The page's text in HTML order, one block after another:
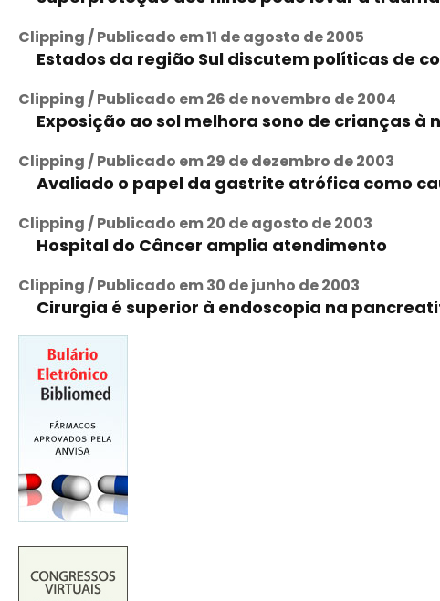
Clipping / Publicado em 11 de agosto de 2005
Estados da região Sul discutem políticas de
Clipping / Publicado em 26 de novembro de 2004
Exposição ao sol melhora sono de crianças à
Clipping / Publicado em 29 de dezembro de 2003
Avaliado o papel da gastrite atrófica como
Clipping / Publicado em 20 de agosto de 2003
Hospital do Câncer amplia atendimento
Clipping / Publicado em 30 de junho de 2003
Cirurgia é superior à endoscopia na